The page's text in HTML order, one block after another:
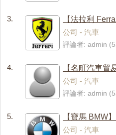
3.
【法拉利
公司 - 汽車
評論者: admin
4.
【名町汽車
公司 - 汽車
評論者: admin
5.
【寶馬 BMW
公司 - 汽車